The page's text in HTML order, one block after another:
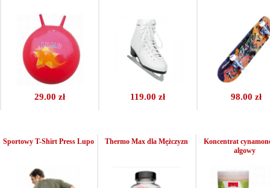
29.00 zł 119.00 zł 98.00 zł
Sportowy T-Shirt Press Lupo Thermo Max dla Mężczyzn
Koncentrat
algowy